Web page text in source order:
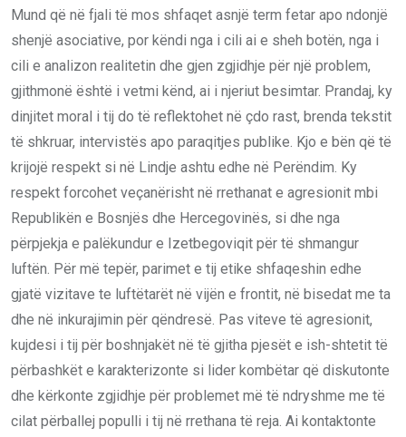
Mund që në fjali të mos shfaqet asnjë term fetar apo ndonjë
shenjë asociative, por këndi nga i cili ai e sheh botën, nga i
cili e analizon realitetin dhe gjen zgjidhje për një problem,
gjithmonë është i vetmi kënd, ai i njeriut besimtar. Prandaj, ky
dinjitet moral i tij do të reflektohet në çdo rast, brenda tekstit
të shkruar, intervistës apo paraqitjes publike. Kjo e bën që të
krijojë respekt si në Lindje ashtu edhe në Perëndim. Ky
respekt forcohet veçanërisht në rrethanat e agresionit mbi
Republikën e Bosnjës dhe Hercegovinës, si dhe nga
përpjekja e palëkundur e Izetbegoviqit për të shmangur
luftën. Për më tepër, parimet e tij etike shfaqeshin edhe
gjatë vizitave te luftëtarët në vijën e frontit, në bisedat me ta
dhe në inkurajimin për qëndresë. Pas viteve të agresionit,
kujdesi i tij për boshnjakët në të gjitha pjesët e ish-shtetit të
përbashkët e karakterizonte si lider kombëtar që diskutonte
dhe kërkonte zgjidhje për problemet më të ndryshme me të
cilat përballej populli i tij në rrethana të reja. Ai kontaktonte